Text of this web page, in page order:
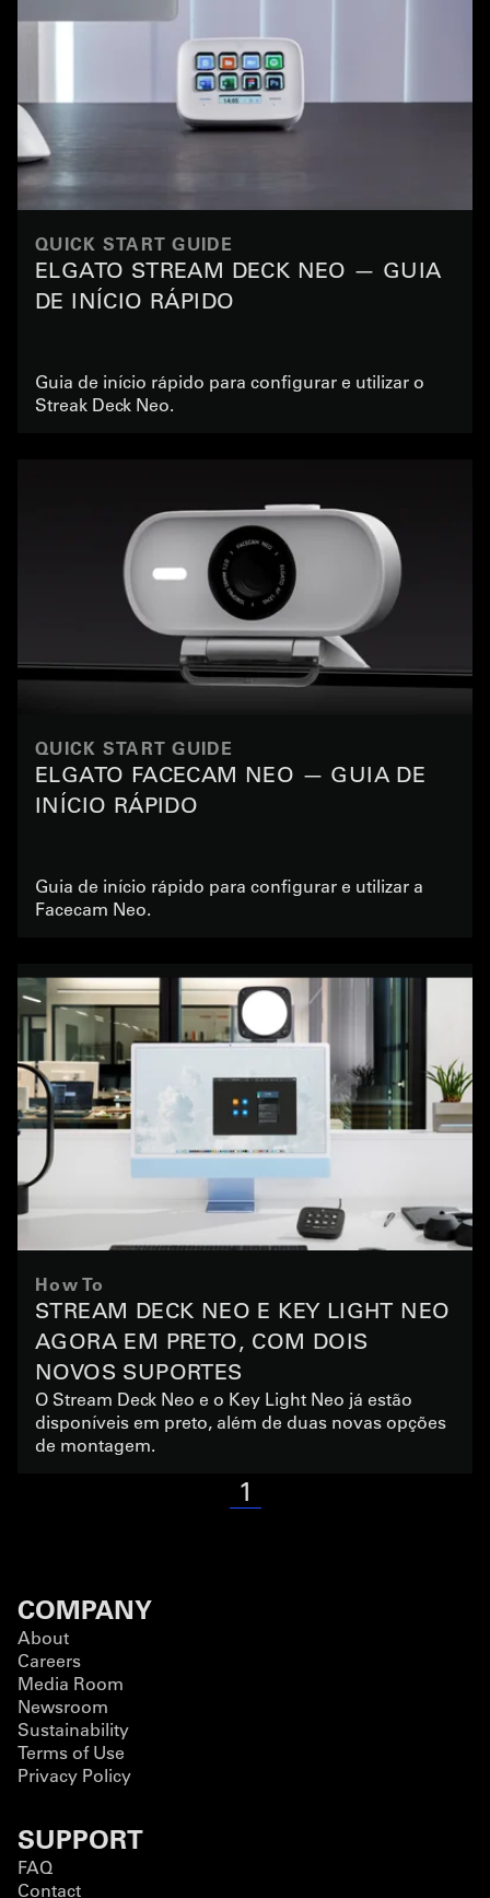
QUICK START GUIDE
ELGATO STREAM DECK NEO — GUIA
DE INÍCIO RÁPIDO
Guia de início rápido para configurar e utilizar o
Streak Deck Neo.
QUICK START GUIDE
ELGATO FACECAM NEO — GUIA DE
INÍCIO RÁPIDO
Guia de início rápido para configurar e utilizar a
Facecam Neo.
How To
STREAM DECK NEO E KEY LIGHT NEO
AGORA EM PRETO, COM DOIS
NOVOS SUPORTES
O Stream Deck Neo e o Key Light Neo já estão
disponíveis em preto, além de duas novas opções
de montagem.
1
COMPANY
About
Careers
Media Room
Newsroom
Sustainability
Terms of Use
Privacy Policy
SUPPORT
FAQ
Contact